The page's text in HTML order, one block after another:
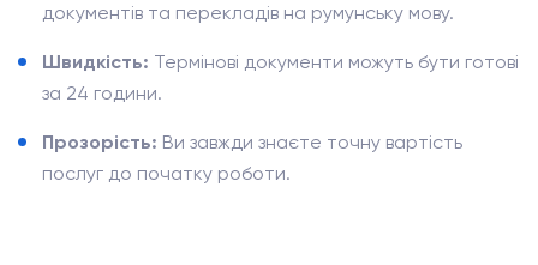
документів та перекладів на румунську мову.
Швидкість: Термінові документи можуть бути готові
за 24 години.
Прозорість: Ви завжди знаєте точну вартість
послуг до початку роботи.